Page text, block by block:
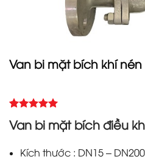
Van bi mặt bích khí nén
5.00
out of 5
customer
ratings
Van bi mặt bích điều
Kích thước : DN15 – DN200